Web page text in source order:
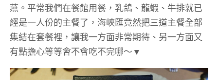
燕。平常我們在餐館用餐，乳鴿、龍蝦、牛排就已
經是一人份的主餐了，海峽匯竟然把三道主餐全部
集結在套餐裡，讓我一方面非常期待、另一方面又
有點擔心等等會不會吃不完哪～▼